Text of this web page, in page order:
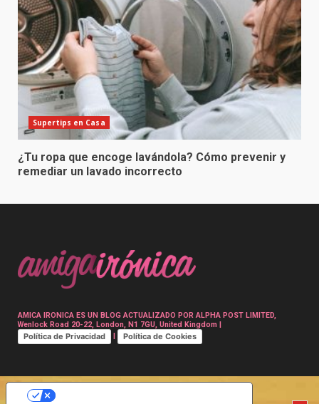
Supertips en Casa
¿Tu ropa que encoge lavándola? Cómo prevenir y
remediar un lavado incorrecto
AMICA IRONICA ES UN BLOG ACTUALIZADO POR ALPHA POST LIMITED,
Wenlock Road 20-22, London, N1 7GU, United Kingdom |
Política de Privacidad Política de Cookies
SUS OPCIONES DE PRIVACIDAD